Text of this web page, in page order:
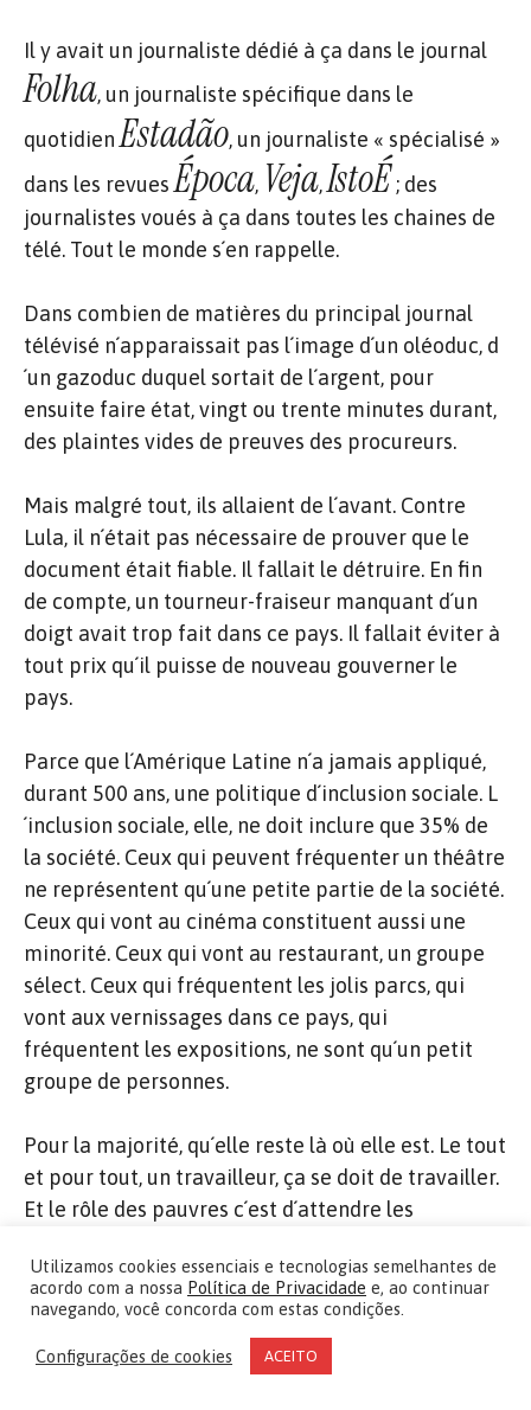
Il y avait un journaliste dédié à ça dans le journal
Folha, un journaliste spécifique dans le
quotidien Estadão, un journaliste « spécialisé »
dans les revues Época, Veja,IstoÉ ; des
journalistes voués à ça dans toutes les chaines de
télé. Tout le monde s´en rappelle.
Dans combien de matières du principal journal
télévisé n´apparaissait pas l´image d´un oléoduc, d
´un gazoduc duquel sortait de l´argent, pour
ensuite faire état, vingt ou trente minutes durant,
des plaintes vides de preuves des procureurs.
Mais malgré tout, ils allaient de l´avant. Contre
Lula, il n´était pas nécessaire de prouver que le
document était fiable. Il fallait le détruire. En fin
de compte, un tourneur-fraiseur manquant d´un
doigt avait trop fait dans ce pays. Il fallait éviter à
tout prix qu´il puisse de nouveau gouverner le
pays.
Parce que l´Amérique Latine n´a jamais appliqué,
durant 500 ans, une politique d´inclusion sociale. L
´inclusion sociale, elle, ne doit inclure que 35% de
la société. Ceux qui peuvent fréquenter un théâtre
ne représentent qu´une petite partie de la société.
Ceux qui vont au cinéma constituent aussi une
minorité. Ceux qui vont au restaurant, un groupe
sélect. Ceux qui fréquentent les jolis parcs, qui
vont aux vernissages dans ce pays, qui
fréquentent les expositions, ne sont qu´un petit
groupe de personnes.
Pour la majorité, qu´elle reste là où elle est. Le tout
et pour tout, un travailleur, ça se doit de travailler.
Et le rôle des pauvres c´est d´attendre les
lorsqu´elles existent.
De ce fait, je vous le dis, la journée d´avant-hier a
été très gratifiante pour moi. Je suis reconnaissant
Utilizamos cookies essenciais e tecnologias semelhantes de
acordo com a nossa Política de Privacidade e, ao continuar
navegando, você concorda com estas condições.
Configurações de cookies ACEITO